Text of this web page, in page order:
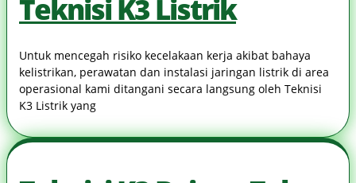
Teknisi K3 Listrik
Untuk mencegah risiko kecelakaan kerja akibat bahaya
kelistrikan, perawatan dan instalasi jaringan listrik di area
operasional kami ditangani secara langsung oleh Teknisi
K3 Listrik yang